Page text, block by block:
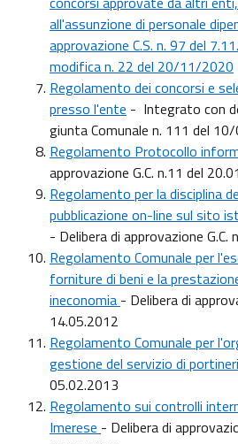
all'assunzione di personale
approvazione C.S. n. 97 del
modifica n. 22 del 20/11/2020
Regolamento dei concorsi e
presso l'ente - Integrato con
giunta Comunale n. 111 del
Regolamento Protocollo
approvazione G.C. n.11 del
Regolamento per la disciplina
pubblicazione on-line sul sito
- Delibera di approvazione G.C.
Regolamento Comunale per
forniture di beni e la
ineconomia - Delibera di
14.05.2012
Regolamento Comunale per
gestione del servizio di
05.02.2013
Regolamento sui controlli
Imerese - Delibera di